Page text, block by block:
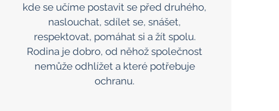
kde se učíme postavit se před druhého,
naslouchat, sdílet se, snášet,
respektovat, pomáhat si a žít spolu.
Rodina je dobro, od něhož společnost
nemůže odhlížet a které potřebuje
ochranu.